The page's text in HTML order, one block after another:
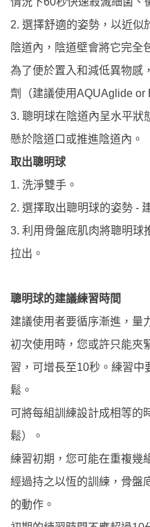
2. 選擇舒適的姿勢，以近似
陰道內，陰道壁會將它完全
為了便於置入和減低異物感
劑（建議使用AQUAglide or
3. 聰明球在陰道內呈水平狀
懸於陰道口或推進陰道內。
取出聰明球
1. 洗淨雙手。
2. 選擇取出聰明球的姿勢 -
3. 利用骨盤底肌肉將聰明球
拉出。
聰明球的建議練習時間
建議使用者要循序漸進，量
初次使用時，您或許只能夾
習，可增長至10秒。練習中
鬆。
可將每組訓練設計成相等的
鬆）。
練習初期，您可能在重複幾
經過持之以恆的訓練，骨盤
的動作。